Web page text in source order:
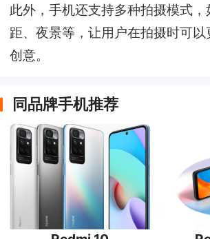
此外，手机还支持多种拍摄模式
距、夜景等，让用户在拍摄时可
创意。
同品牌手机推荐